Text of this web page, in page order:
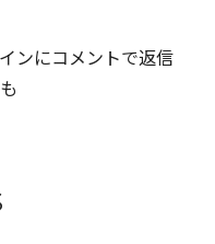
ンにコメントで返信